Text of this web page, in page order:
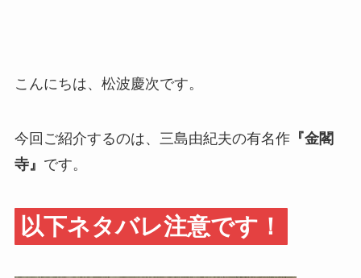
こんにちは、松波慶次です。
今回ご紹介するのは、三島由紀夫の有名作『金閣
寺』 です。
以下ネタバレ注意です！